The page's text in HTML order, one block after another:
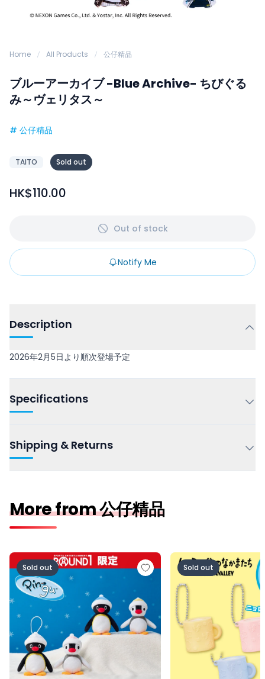
Home All Products 公仔精品
ブルーアーカイブ -Blue Archive- ちびぐる
み～ヴェリタス～
# 公仔精品
TAITO Sold out
HK$110.00
Out of stock
Notify Me
Description
2026年2月5日より順次登場予定
Specifications
Shipping & Returns
More from 公仔精品
ピングー ぬいぐるみマスコット ラウンドワン限定ver.
Sold out
ムーミン谷のなかま
Sold out